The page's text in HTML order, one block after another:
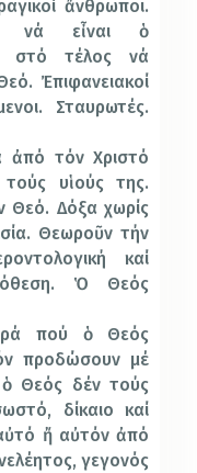
ἄνθρωποι.
νά εἶναι ὁ
στό τέλος νά
Ἐπιφανειακοί
Σταυρωτές.
ἀπό τόν Χριστό
υἱούς της.
Θεό. Δόξα χωρίς
Θεωροῦν τήν
καί
Ὁ Θεός
πού ὁ Θεός
προδώσουν μέ
ὁ Θεός δέν τούς
δίκαιο καί
ἤ αὐτόν ἀπό
γεγονός